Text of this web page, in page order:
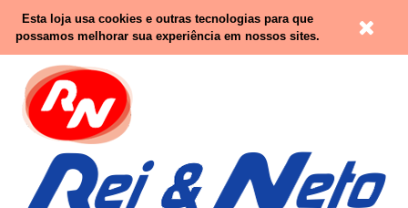
Contacte-nos
Esta loja usa cookies e outras tecnologias para que
possamos melhorar sua experiência em nossos sites.